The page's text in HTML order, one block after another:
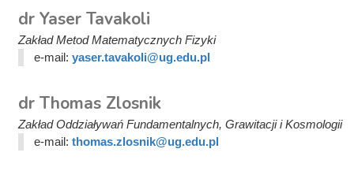
dr Yaser Tavakoli
Zakład Metod Matematycznych Fizyki
e-mail: yaser.tavakoli@ug.edu.pl
dr Thomas Zlosnik
Zakład Oddziaływań Fundamentalnych, Grawitacji i Kosmologii
e-mail: thomas.zlosnik@ug.edu.pl